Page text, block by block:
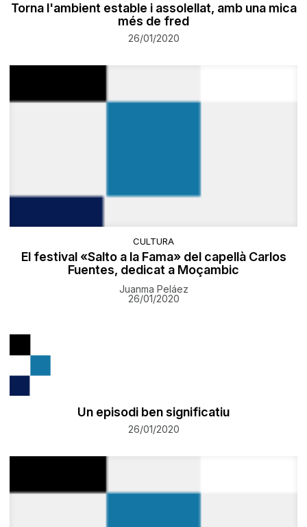
Torna l'ambient estable i assolellat, amb una mica
més de fred
26/01/2020
CULTURA
El festival «Salto a la Fama» del capellà Carlos
Fuentes, dedicat a Moçambic
Juanma Peláez
26/01/2020
Un episodi ben significatiu
26/01/2020